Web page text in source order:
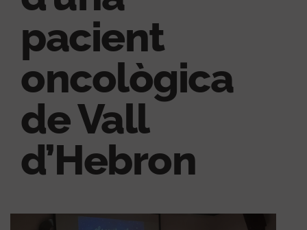
pacient
oncològica
de Vall
d’Hebron